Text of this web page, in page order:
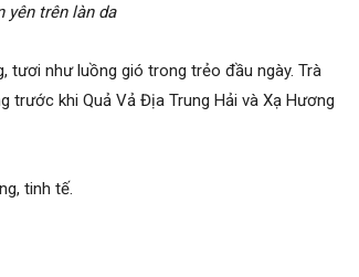
yên trên làn da
tươi như luồng gió trong trẻo đầu ngày. Trà
trước khi Quả Vả Địa Trung Hải và Xạ Hương
tinh tế.